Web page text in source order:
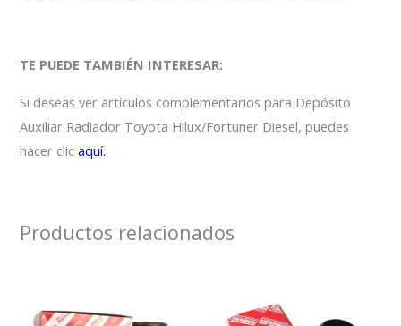
TE PUEDE TAMBIÉN INTERESAR:
Si deseas ver artículos complementarios para Depósito
Auxiliar Radiador Toyota Hilux/Fortuner Diesel, puedes
hacer clicaquí.
Productos relacionados